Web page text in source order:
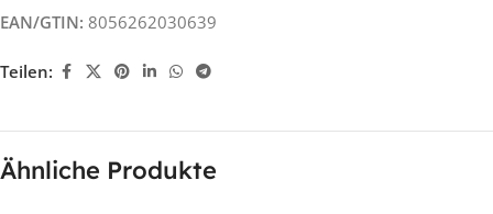
EAN/GTIN: 8056262030639
Teilen:
Ähnliche Produkte